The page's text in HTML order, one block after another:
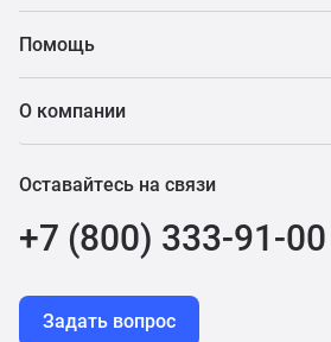
Помощь
О компании
Оставайтесь на связи
+7 (800) 333-91-00
Задать вопрос